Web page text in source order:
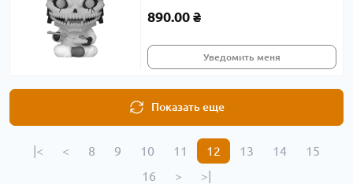
890.00 ₴
Уведомить меня
Показать еще
|< < 8 9 10 11 12 13 14
15
16
> >|